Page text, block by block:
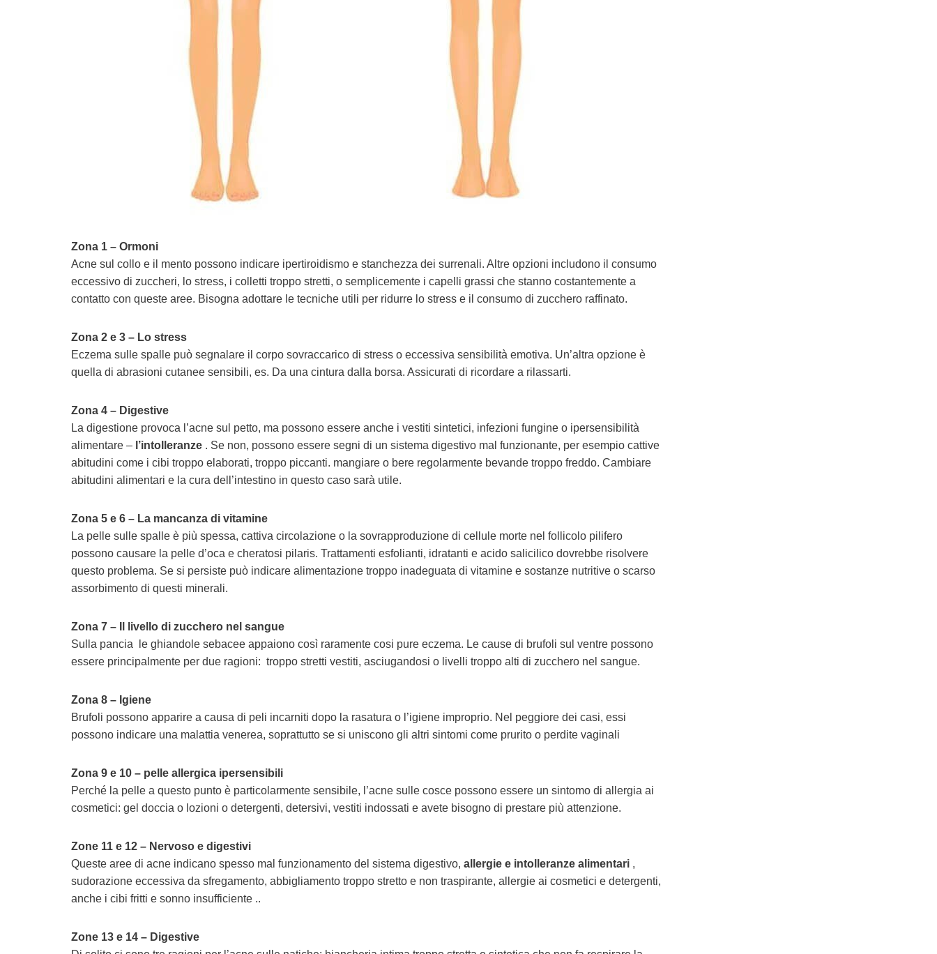
Zona 1 – Ormoni
Acne sul collo e il mento possono indicare ipertiroidismo e stanchezza dei surrenali. Altre opzioni includono il consumo
eccessivo di zuccheri, lo stress, i colletti troppo stretti, o semplicemente i capelli grassi che stanno costantemente a
contatto con queste aree. Bisogna adottare le tecniche utili per ridurre lo stress e il consumo di zucchero raffinato.
Zona 2 e 3 – Lo stress
Eczema sulle spalle può segnalare il corpo sovraccarico di stress o eccessiva sensibilità emotiva. Un’altra opzione è
quella di abrasioni cutanee sensibili, es. Da una cintura dalla borsa. Assicurati di ricordare a rilassarti.
Zona 4 – Digestive
La digestione provoca l’acne sul petto, ma possono essere anche i vestiti sintetici, infezioni fungine o ipersensibilità
alimentare – l’intolleranze . Se non, possono essere segni di un sistema digestivo mal funzionante, per esempio cattive
abitudini come i cibi troppo elaborati, troppo piccanti. mangiare o bere regolarmente bevande troppo freddo. Cambiare
abitudini alimentari e la cura dell’intestino in questo caso sarà utile.
Zona 5 e 6 – La mancanza di vitamine
La pelle sulle spalle è più spessa, cattiva circolazione o la sovrapproduzione di cellule morte nel follicolo pilifero
possono causare la pelle d’oca e cheratosi pilaris. Trattamenti esfolianti, idratanti e acido salicilico dovrebbe risolvere
questo problema. Se si persiste può indicare alimentazione troppo inadeguata di vitamine e sostanze nutritive o scarso
assorbimento di questi minerali.
Zona 7 – Il livello di zucchero nel sangue
Sulla pancia le ghiandole sebacee appaiono così raramente cosi pure eczema. Le cause di brufoli sul ventre possono
essere principalmente per due ragioni: troppo stretti vestiti, asciugandosi o livelli troppo alti di zucchero nel sangue.
Zona 8 – Igiene
Brufoli possono apparire a causa di peli incarniti dopo la rasatura o l’igiene improprio. Nel peggiore dei casi, essi
possono indicare una malattia venerea, soprattutto se si uniscono gli altri sintomi come prurito o perdite vaginali
Zona 9 e 10 – pelle allergica ipersensibili
Perché la pelle a questo punto è particolarmente sensibile, l’acne sulle cosce possono essere un sintomo di allergia ai
cosmetici: gel doccia o lozioni o detergenti, detersivi, vestiti indossati e avete bisogno di prestare più attenzione.
Zone 11 e 12 – Nervoso e digestivi
Queste aree di acne indicano spesso mal funzionamento del sistema digestivo, allergie e intolleranze alimentari ,
sudorazione eccessiva da sfregamento, abbigliamento troppo stretto e non traspirante, allergie ai cosmetici e detergenti,
anche i cibi fritti e sonno insufficiente ..
Zone 13 e 14 – Digestive